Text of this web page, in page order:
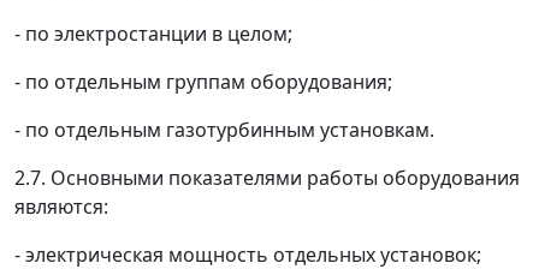
- по электростанции в целом;
- по отдельным группам оборудования;
- по отдельным газотурбинным установкам.
2.7. Основными показателями работы оборудования
являются:
- электрическая мощность отдельных установок;